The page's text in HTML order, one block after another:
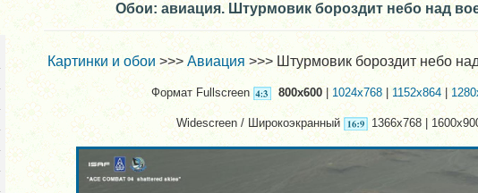
Обои: авиация. Штурмовик бороздит небо над
Картинки и обои>>>Авиация>>> Штурмовик бороздит небо
Формат Fullscreen 800x600|1024x768|1152x864|
Widescreen / Широкоэкранный 1366x768 |